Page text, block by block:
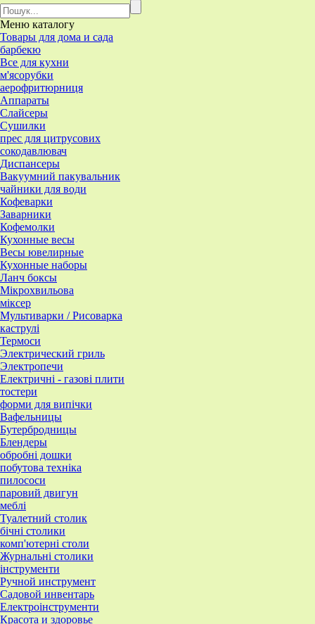
Меню каталогу
Товары для дома и сада
барбекю
Все для кухни
м'ясорубки
аерофритюрниця
Аппараты
Слайсеры
Сушилки
прес для цитрусових
сокодавлювач
Диспансеры
Вакуумний пакувальник
чайники для води
Кофеварки
Заварники
Кофемолки
Кухонные весы
Весы ювелирные
Кухонные наборы
Ланч боксы
Мікрохвильова
міксер
Мультиварки / Рисоварка
каструлі
Термоси
Электрический гриль
Электропечи
Електричні - газові плити
тостери
форми для випічки
Вафельницы
Бутербродницы
Блендеры
обробні дошки
побутова техніка
пилососи
паровий двигун
меблі
Туалетний столик
бічні столики
комп'ютерні столи
Журнальні столики
інструменти
Ручной инструмент
Садовой инвентарь
Електроінструменти
Красота и здоровье